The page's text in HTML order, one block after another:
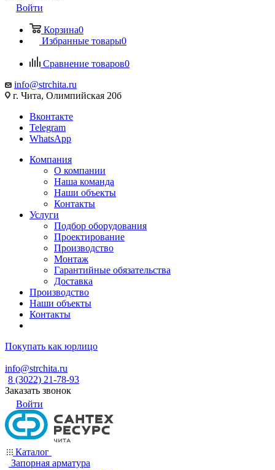
Войти
Корзина0
Избранные товары0
Сравнение товаров0
info@strchita.ru
г. Чита, Олимпийская 20б
Вконтакте
Telegram
WhatsApp
Компания
О компании
Наша команда
Наши объекты
Контакты
Услуги
Подбор оборудования
Проектирование
Производство
Монтаж
Гарантийные обязательства
Доставка
Производство
Наши объекты
Контакты
Покупать как юрлицо
info@strchita.ru
8 (3022) 21-78-93
Заказать звонок
Войти
Каталог
Запорная арматура